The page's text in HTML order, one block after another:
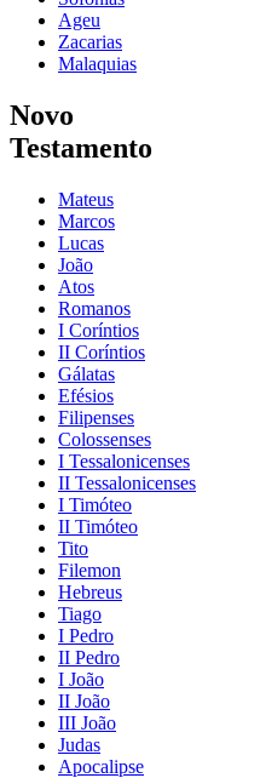
Ageu
Zacarias
Malaquias
Novo
Testamento
Mateus
Marcos
Lucas
João
Atos
Romanos
I Coríntios
II Coríntios
Gálatas
Efésios
Filipenses
Colossenses
I Tessalonicenses
II Tessalonicenses
I Timóteo
II Timóteo
Tito
Filemon
Hebreus
Tiago
I Pedro
II Pedro
I João
II João
III João
Judas
Apocalipse